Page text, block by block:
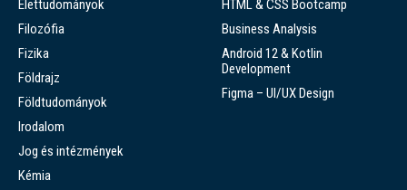
Élettudományok
Filozófia
Fizika
Földrajz
Földtudományok
Irodalom
Jog és intézmények
Kémia
HTML & CSS Bootcamp
Business Analysis
Android 12 & Kotlin
Development
Figma – UI/UX Design